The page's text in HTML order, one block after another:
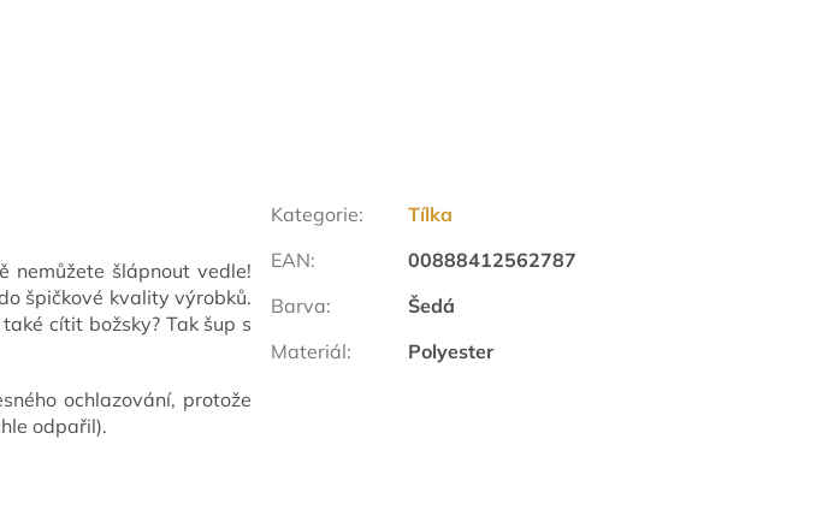
nemůžete šlápnout vedle!
špičkové kvality výrobků.
cítit božsky? Tak šup s
ochlazování, protože
odpařil).
Kategorie:
Tílka
EAN:
00888412562787
Barva:
Šedá
Materiál: Polyester